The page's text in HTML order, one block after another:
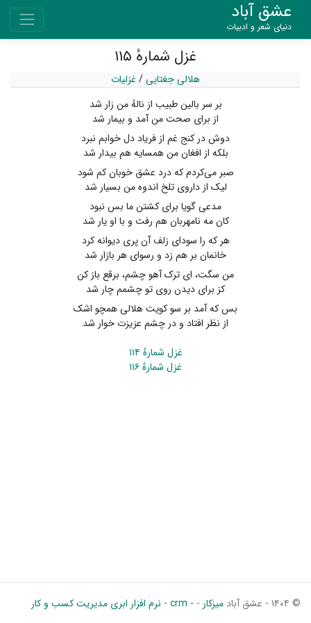
عشق آباد
دنیای شعر و ادبیات
غزل شمارهٔ ۱۱۵
هلالی جغتایی/ غزلیات
بر سر بالین طبیب از نالهٔ من زار شد
از برای صحت من آمد و بیمار شد
دوش در کنج غم از فریاد دل خوابم نبرد
بلکه از افغان من همسایه هم بیدار شد
صبر می‌کردم که درد عشق خوبان کم شود
لیک از داروی تلخ اندوه من بسیار شد
مدعی گویا برای کشتن ما بس نبود
کان مه نامهربان هم رفت و با او یار شد
هر که را سودای زلف آن پری دیوانه کرد
خانمان بر هم زد و رسوای هر بازار شد
من سگت، ای ترک آهو چشم، برقع باز کن
کز برای دیدن روی تو چشمم چار شد
بس که آمد بر سو کویت هلالی همچو اشک
از نظر افتاد و در چشم عزیزت خوار شد
غزل شمارهٔ ۱۱۴
غزل شمارهٔ ۱۱۶
© ۱۴۰۴ - عشق آباد میزکار - - crm - نرم افزار ابری مدیریت کسب و کار